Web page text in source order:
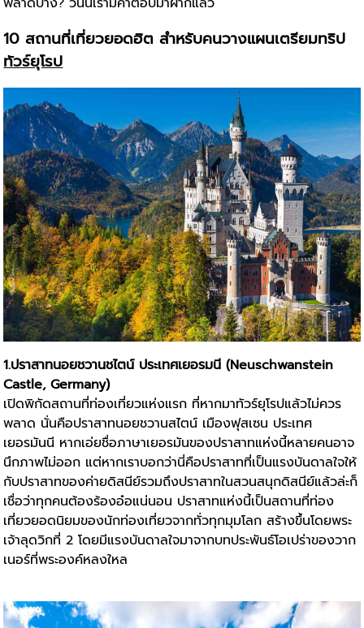
10 สถานที่เที่ยวยอดฮิต สำหรับคนวางแผนเตรียมทริป
ทัวร์ยุโรป
1.ปราสาทนอยชวานชไตน์ ประเทศเยอรมนี (Neuschwanstein
Castle, Germany)
เปิดพิกัดสถานที่ท่องเที่ยวแห่งแรก ที่หากมาทัวร์ยุโรปแล้วไม่ควร
พลาด นั่นคือปราสาทนอยชวานสไตน์ เมืองฟุสเซน ประเทศ
เยอรมันนี หากเอ่ยชื่อภาษาเยอรมันของปราสาทแห่งนี้หลายคนอาจ
นึกภาพไม่ออก แต่หากเราบอกว่านี่คือปราสาทที่เป็นแรงบันดาลใจให้
กับปราสาทของค่ายดิสนีย์รวมถึงปราสาทในสวนสนุกดิสนีย์แล้วล่ะก็
เชื่อว่าทุกคนต้องร้องอ๋อแน่นอน ปราสาทแห่งนี้เป็นสถานที่ท่อง
เที่ยวยอดนิยมของนักท่องเที่ยวจากทั่วทุกมุมโลก สร้างขึ้นโดยพระ
เจ้าลุดวิกที่ 2 โดยมีแรงบันดาลใจมาจากบทประพันธ์โอเปร่าของวาก
เนอร์ที่พระองค์หลงใหล